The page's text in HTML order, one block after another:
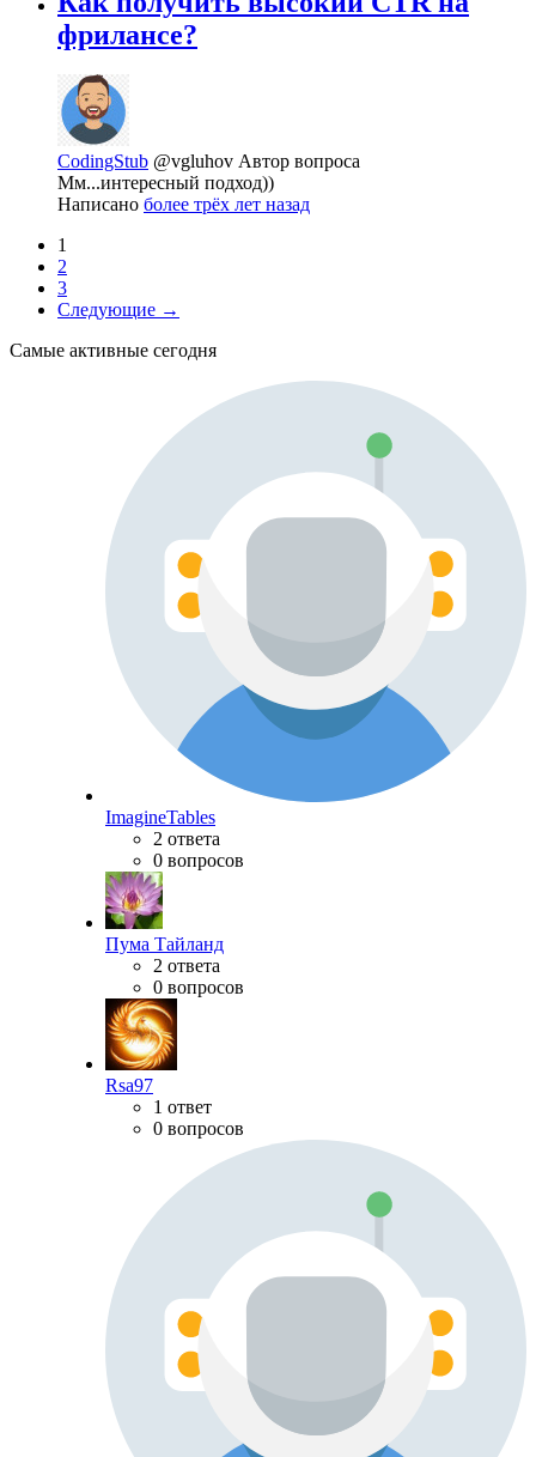
фрилансе?
CodingStub @vgluhov Автор вопроса
Мм...интересный подход))
Написано более трёх лет назад
1
2
3
Следующие →
Самые активные сегодня
ImagineTables
2 ответа
0 вопросов
Пума Тайланд
2 ответа
0 вопросов
Rsa97
1 ответ
0 вопросов